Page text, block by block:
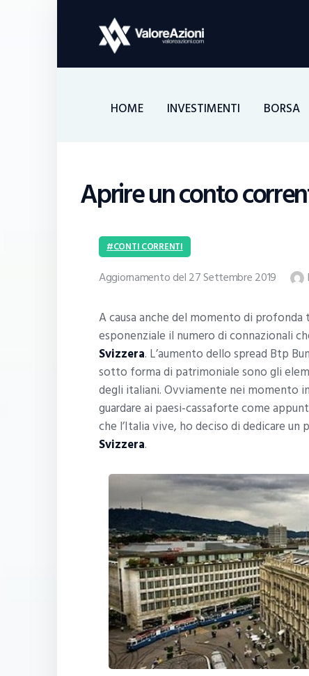
HOME INVESTIMENTI BORSA
Aprire un conto
CONTI CORRENTI
Aggiornamento del 27 Settembre 2019
A causa anche del momento di
esponenziale il numero di connazionali
Svizzera. L’aumento dello spread Btp
sotto forma di patrimoniale sono gli
degli italiani. Ovviamente nei momento
guardare ai paesi-cassaforte come
che l’Italia vive, ho deciso di dedicare un
Svizzera.